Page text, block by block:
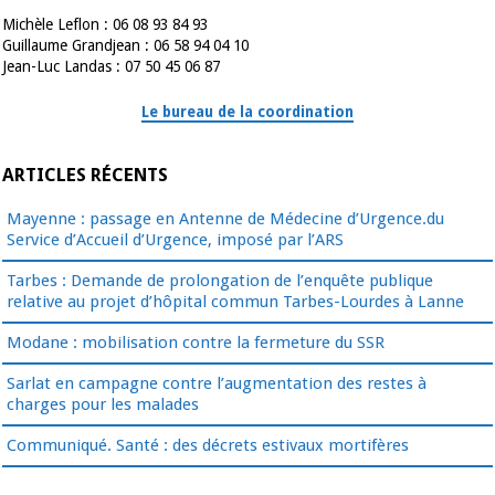
Michèle Leflon : 06 08 93 84 93
Guillaume Grandjean : 06 58 94 04 10
Jean-Luc Landas : 07 50 45 06 87
Le bureau de la coordination
ARTICLES RÉCENTS
Mayenne : passage en Antenne de Médecine d’Urgence.du
Service d’Accueil d’Urgence, imposé par l’ARS
Tarbes : Demande de prolongation de l’enquête publique
relative au projet d’hôpital commun Tarbes-Lourdes à Lanne
Modane : mobilisation contre la fermeture du SSR
Sarlat en campagne contre l’augmentation des restes à
charges pour les malades
Communiqué. Santé : des décrets estivaux mortifères